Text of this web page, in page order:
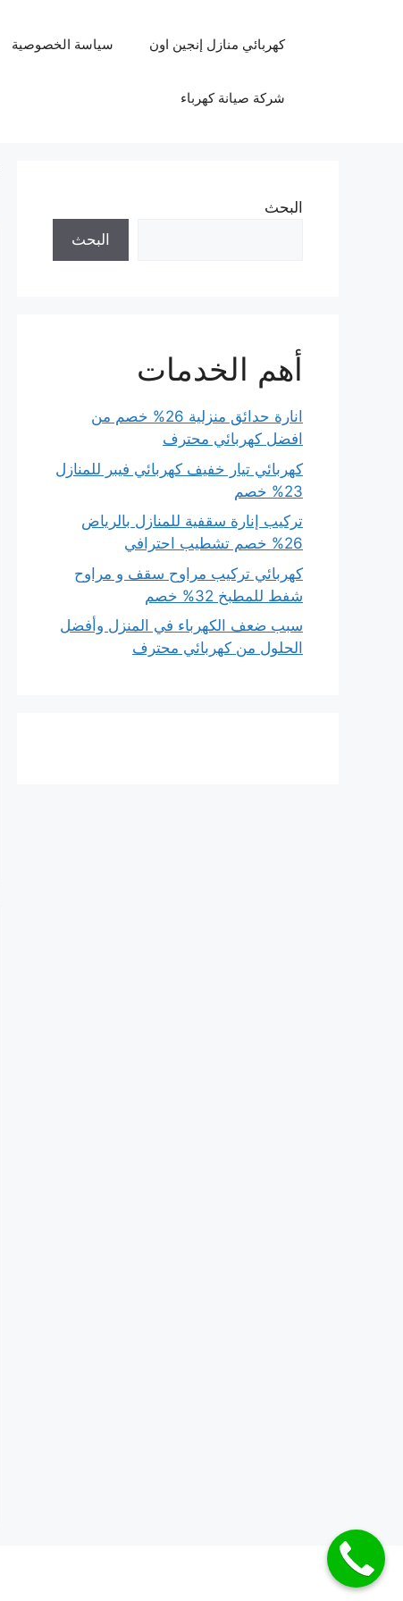
كهربائي منازل إنجين اون سياسة الخصوصية
شركة صيانة كهرباء
البحث
البحث
أهم الخدمات
انارة حدائق منزلية 26% خصم من
افضل كهربائي محترف
كهربائي تيار خفيف كهربائي فيبر للمنازل
23% خصم
تركيب إنارة سقفية للمنازل بالرياض
26% خصم تشطيب احترافي
كهربائي تركيب مراوح سقف و مراوح
شفط للمطبخ 32% خصم
سبب ضعف الكهرباء في المنزل وأفضل
الحلول من كهربائي محترف